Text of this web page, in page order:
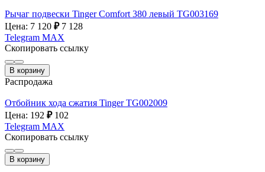
Рычаг подвески Tinger Comfort 380 левый TG003169
Цена: 7 120 ₽ 7 128
Telegram MAX
Скопировать ссылку
В корзину
Распродажа
Отбойник хода сжатия Tinger TG002009
Цена: 192 ₽ 102
Telegram MAX
Скопировать ссылку
В корзину